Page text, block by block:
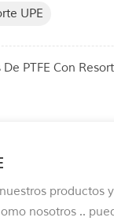
UPE
PTFE Con
productos
nosotros ..